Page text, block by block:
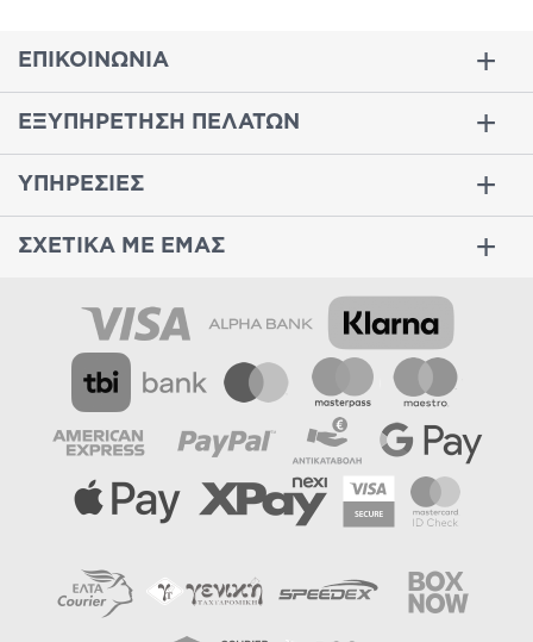
ΕΠΙΚΟΙΝΩΝΙΑ
ΕΞΥΠΗΡΕΤΗΣΗ ΠΕΛΑΤΩΝ
ΥΠΗΡΕΣΙΕΣ
ΣΧΕΤΙΚΑ ΜΕ ΕΜΑΣ